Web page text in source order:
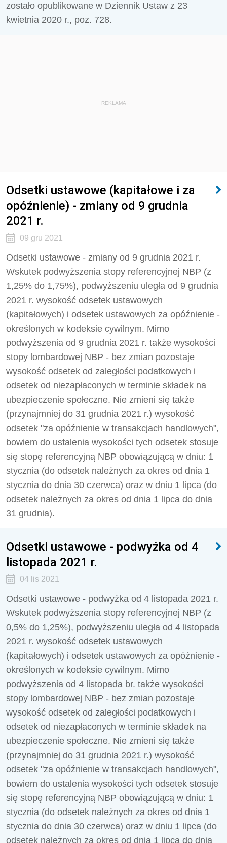
zostało opublikowane w Dziennik Ustaw z 23
kwietnia 2020 r., poz. 728.
REKLAMA
Odsetki ustawowe (kapitałowe i za
opóźnienie) - zmiany od 9 grudnia
2021 r.
09 gru 2021
Odsetki ustawowe - zmiany od 9 grudnia 2021 r.
Wskutek podwyższenia stopy referencyjnej NBP (z
1,25% do 1,75%), podwyższeniu uległa od 9 grudnia
2021 r. wysokość odsetek ustawowych
(kapitałowych) i odsetek ustawowych za opóźnienie -
określonych w kodeksie cywilnym. Mimo
podwyższenia od 9 grudnia 2021 r. także wysokości
stopy lombardowej NBP - bez zmian pozostaje
wysokość odsetek od zaległości podatkowych i
odsetek od niezapłaconych w terminie składek na
ubezpieczenie społeczne. Nie zmieni się także
(przynajmniej do 31 grudnia 2021 r.) wysokość
odsetek "za opóźnienie w transakcjach handlowych",
bowiem do ustalenia wysokości tych odsetek stosuje
się stopę referencyjną NBP obowiązującą w dniu: 1
stycznia (do odsetek należnych za okres od dnia 1
stycznia do dnia 30 czerwca) oraz w dniu 1 lipca (do
odsetek należnych za okres od dnia 1 lipca do dnia
31 grudnia).
Odsetki ustawowe - podwyżka od 4
listopada 2021 r.
04 lis 2021
Odsetki ustawowe - podwyżka od 4 listopada 2021 r.
Wskutek podwyższenia stopy referencyjnej NBP (z
0,5% do 1,25%), podwyższeniu uległa od 4 listopada
2021 r. wysokość odsetek ustawowych
(kapitałowych) i odsetek ustawowych za opóźnienie -
określonych w kodeksie cywilnym. Mimo
podwyższenia od 4 listopada br. także wysokości
stopy lombardowej NBP - bez zmian pozostaje
wysokość odsetek od zaległości podatkowych i
odsetek od niezapłaconych w terminie składek na
ubezpieczenie społeczne. Nie zmieni się także
(przynajmniej do 31 grudnia 2021 r.) wysokość
odsetek "za opóźnienie w transakcjach handlowych",
bowiem do ustalenia wysokości tych odsetek stosuje
się stopę referencyjną NBP obowiązującą w dniu: 1
stycznia (do odsetek należnych za okres od dnia 1
stycznia do dnia 30 czerwca) oraz w dniu 1 lipca (do
odsetek należnych za okres od dnia 1 lipca do dnia